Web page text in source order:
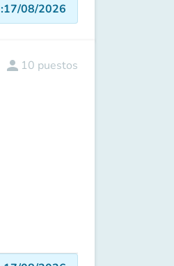
:17/08/2026
person 10 puestos